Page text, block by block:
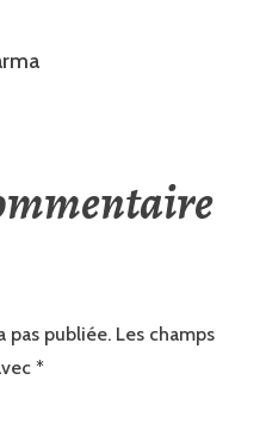
pas publiée. Les champs
*